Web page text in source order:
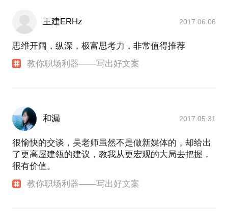
王建ERHz 2017.06.06
思维开阔，纵深，极富思考力，非常值得推荐
教你职场利器——写出好文案
和漏 2017.05.31
很愉快的交谈，吴老师虽然不是做新媒体的，却给出
了更高屋建瓴的建议，教我从更宏观的大局去把握，
很有价值。
教你职场利器——写出好文案